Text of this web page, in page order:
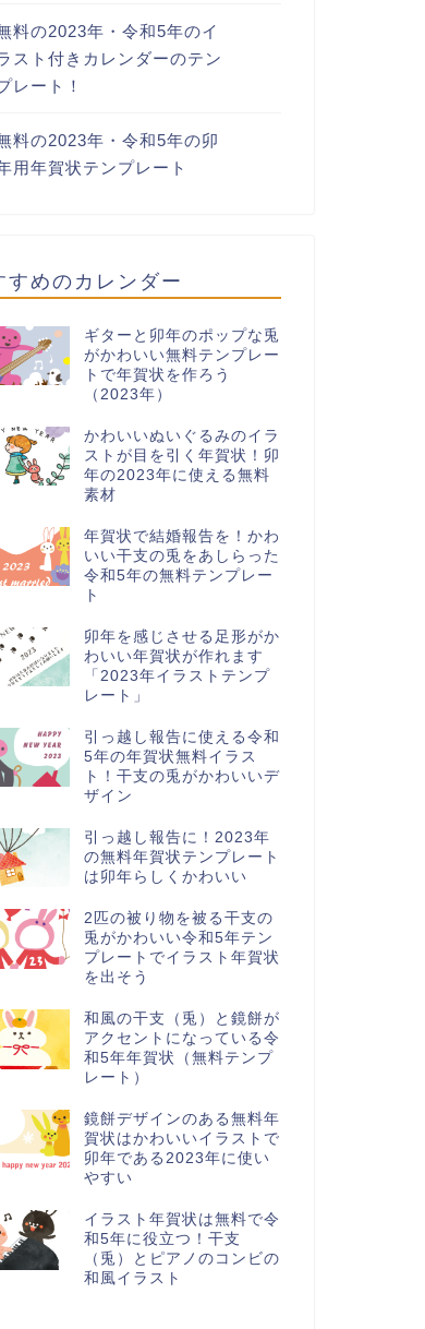
料の2023年・令和5年のイ
スト付きカレンダーのテン
レート！
料の2023年・令和5年の卯
用年賀状テンプレート
すめのカレンダー
ギターと卯年のポップな兎
がかわいい無料テンプレー
トで年賀状を作ろう
（2023年）
かわいいぬいぐるみのイラ
ストが目を引く年賀状！卯
年の2023年に使える無料
素材
年賀状で結婚報告を！かわ
いい干支の兎をあしらった
令和5年の無料テンプレー
ト
卯年を感じさせる足形がか
わいい年賀状が作れます
「2023年イラストテンプ
レート」
引っ越し報告に使える令和
5年の年賀状無料イラス
ト！干支の兎がかわいいデ
ザイン
引っ越し報告に！2023年
の無料年賀状テンプレート
は卯年らしくかわいい
2匹の被り物を被る干支の
兎がかわいい令和5年テン
プレートでイラスト年賀状
を出そう
和風の干支（兎）と鏡餅が
アクセントになっている令
和5年年賀状（無料テンプ
レート）
鏡餅デザインのある無料年
賀状はかわいいイラストで
卯年である2023年に使い
やすい
イラスト年賀状は無料で令
和5年に役立つ！干支
（兎）とピアノのコンビの
和風イラスト